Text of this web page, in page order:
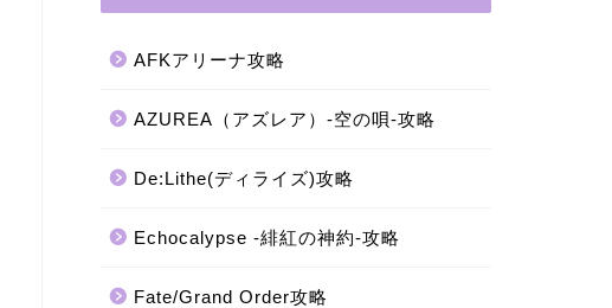
AFKアリーナ攻略
AZUREA（アズレア）-空の唄-攻略
De:Lithe(ディライズ)攻略
Echocalypse -緋紅の神約-攻略
Fate/Grand Order攻略